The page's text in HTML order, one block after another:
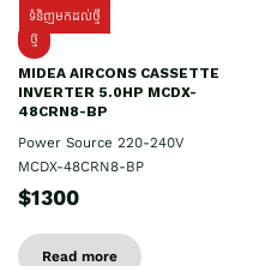
ទំនិញមកដល់ថ្មី
ថ្មី
MIDEA AIRCONS CASSETTE
INVERTER 5.0HP MCDX-
48CRN8-BP
Power Source 220-240V
MCDX-48CRN8-BP
$1300
Read more